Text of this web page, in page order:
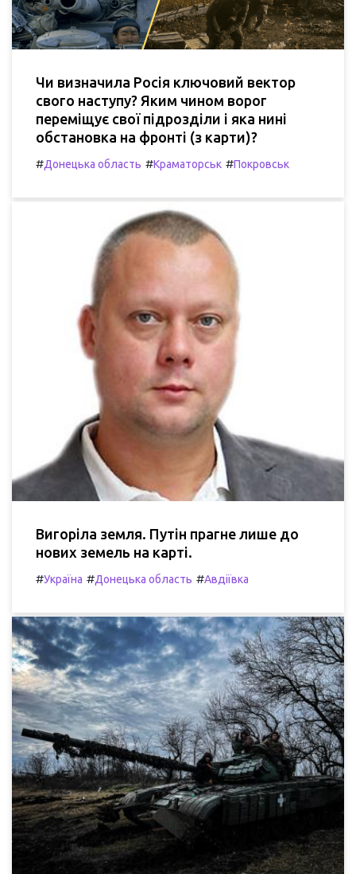
Чи визначила Росія ключовий вектор
свого наступу? Яким чином ворог
переміщує свої підрозділи і яка нині
обстановка на фронті (з карти)?
#Донецька область #Краматорськ #Покровськ
Вигоріла земля. Путін прагне лише до
нових земель на карті.
#Україна #Донецька область #Авдіївка